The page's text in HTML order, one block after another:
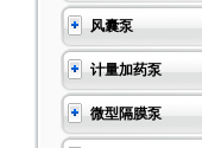
风囊泵
计量加药泵
微型隔膜泵